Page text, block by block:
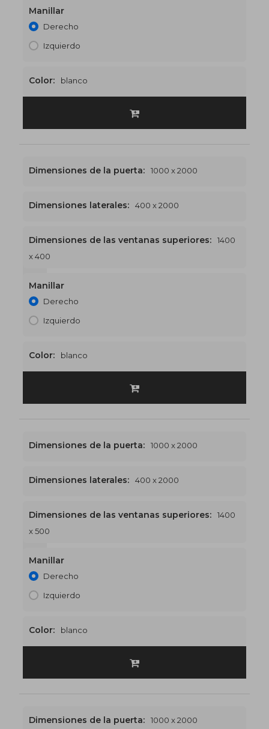
Manillar
Derecho
Izquierdo
Color: blanco
Dimensiones de la puerta: 1000 x 2000
Dimensiones laterales: 400 x 2000
Dimensiones de las ventanas superiores:
1400
x 400
Manillar
Derecho
Izquierdo
Color: blanco
Dimensiones de la puerta: 1000 x 2000
Dimensiones laterales: 400 x 2000
Dimensiones de las ventanas superiores:
1400
x 500
Manillar
Derecho
Izquierdo
Color: blanco
Dimensiones de la puerta: 1000 x 2000